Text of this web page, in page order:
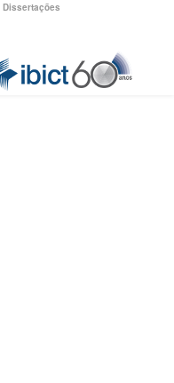
Dissertações